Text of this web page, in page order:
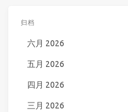
归档
六月 2026
五月 2026
四月 2026
三月 2026